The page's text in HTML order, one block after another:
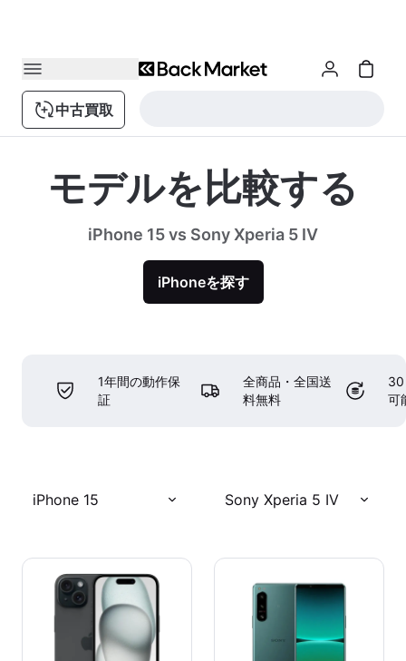
中古買取
モデルを比較する
iPhone 15 vs Sony Xperia 5 IV
iPhoneを探す
1年間の動作保
証
全商品・全国送
料無料
30
可
iPhone 15 Sony Xperia 5 IV